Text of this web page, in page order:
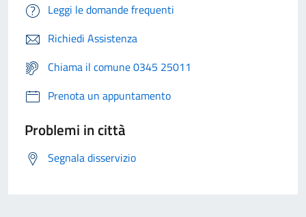
Leggi le domande frequenti
Richiedi Assistenza
Chiama il comune 0345 25011
Prenota un appuntamento
Problemi in città
Segnala disservizio